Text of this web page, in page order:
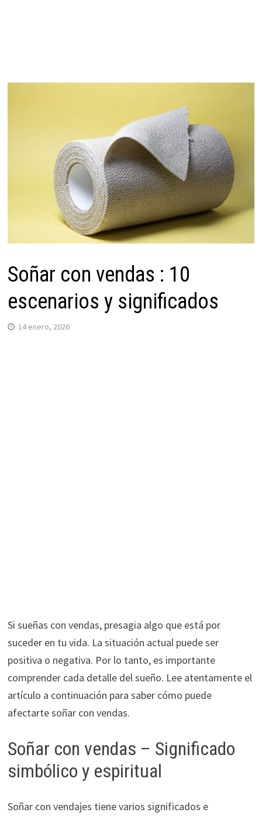
Soñar con vendas : 10
escenarios y significados
14 enero, 2026
Si sueñas con vendas, presagia algo que está por
suceder en tu vida. La situación actual puede ser
positiva o negativa. Por lo tanto, es importante
comprender cada detalle del sueño. Lee atentamente el
artículo a continuación para saber cómo puede
afectarte soñar con vendas.
Soñar con vendas – Significado
simbólico y espiritual
Soñar con vendajes tiene varios significados e